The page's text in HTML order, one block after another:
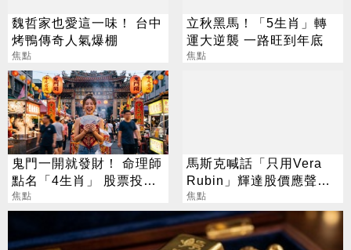
魏哲家也愛這一味！ 台中
烤鴨傳奇人氣爆棚
焦點
立秋黑馬！「5生肖」轉
運大逆襲 一路旺到年底
焦點
鬼門一開就發財！ 命理師
點名「4生肖」 股票投資
大翻身
焦點
馬斯克喊話「只用Vera
Rubin」輝達股價應聲勁
揚
焦點